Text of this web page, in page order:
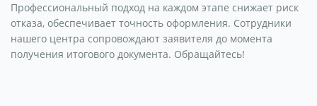
Профессиональный подход на каждом этапе снижает риск
отказа, обеспечивает точность оформления. Сотрудники
нашего центра сопровождают заявителя до момента
получения итогового документа. Обращайтесь!